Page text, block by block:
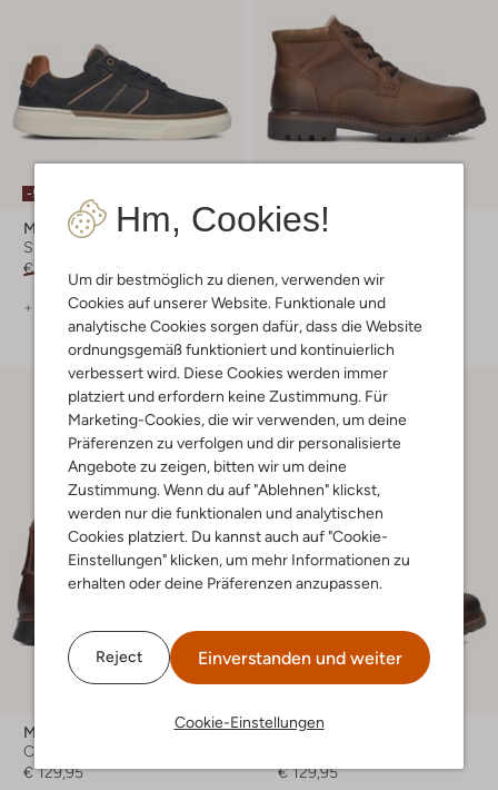
Hm, Cookies!
Um dir bestmöglich zu dienen, verwenden wir
Cookies auf unserer Website. Funktionale und
analytische Cookies sorgen dafür, dass die Website
ordnungsgemäß funktioniert und kontinuierlich
verbessert wird. Diese Cookies werden immer
platziert und erfordern keine Zustimmung. Für
Marketing-Cookies, die wir verwenden, um deine
Präferenzen zu verfolgen und dir personalisierte
Angebote zu zeigen, bitten wir um deine
Zustimmung. Wenn du auf "Ablehnen" klickst,
werden nur die funktionalen und analytischen
Cookies platziert. Du kannst auch auf "Cookie-
Einstellungen" klicken, um mehr Informationen zu
erhalten oder deine Präferenzen anzupassen.
Reject Einverstanden und weiter
Cookie-Einstellungen
-50%
Mazzeltov
Sneaker Low
€ 129,99
+ mehr farben
Mazzeltov
Mazzeltov
Chelsea Boots
€ 129,95
Mazzeltov
€ 129,95